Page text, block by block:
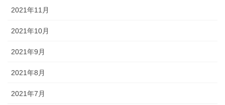
2021年11月
2021年10月
2021年9月
2021年8月
2021年7月